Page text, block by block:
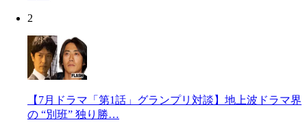
2
【7月ドラマ「第1話」グランプリ対談】地上波ドラマ界
の “別班” 独り勝…